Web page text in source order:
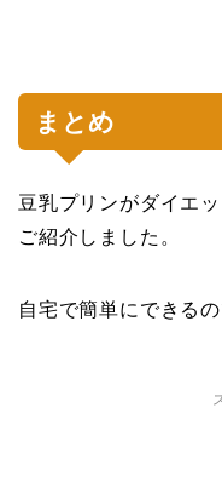
まとめ
豆乳プリンがダイエ
ご紹介しました。
自宅で簡単にできる